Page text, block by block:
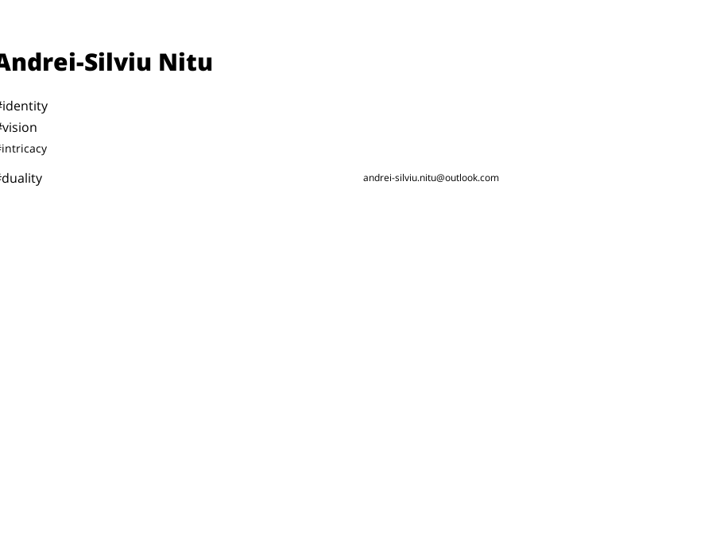
Silviu Nitu
andrei-silviu.nitu@outlook.com